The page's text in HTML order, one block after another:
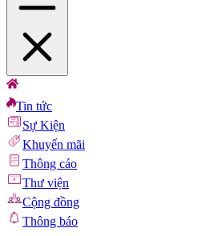
Tin tức
Sự Kiện
Khuyến mãi
Thông cáo
Thư viện
Cộng đồng
Thông báo